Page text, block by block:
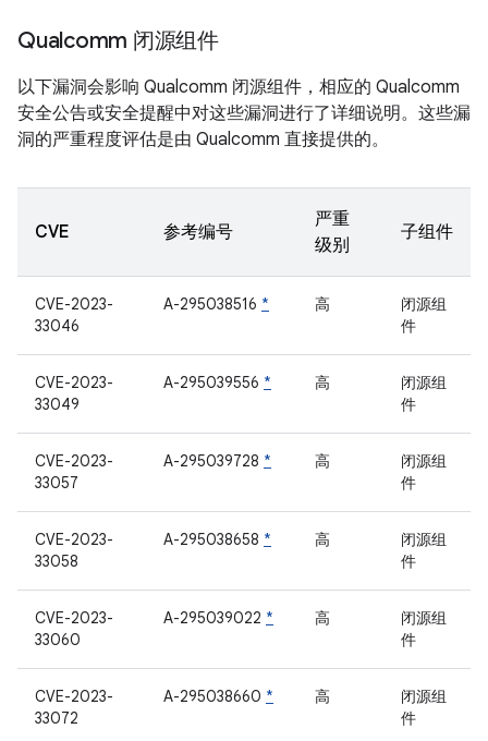
Qualcomm 闭源组件
以下漏洞会影响 Qualcomm 闭源组件，相应的 Qualcomm
安全公告或安全提醒中对这些漏洞进行了详细说明。这些漏
洞的严重程度评估是由 Qualcomm 直接提供的。
CVE 参考编号
严重
级别
子组件
CVE-2023-
33046
A-295038516 * 高
闭源组
件
CVE-2023-
33049
A-295039556 * 高
闭源组
件
CVE-2023-
33057
A-295039728 * 高
闭源组
件
CVE-2023-
33058
A-295038658 * 高
闭源组
件
CVE-2023-
33060
A-295039022 * 高
闭源组
件
CVE-2023-
33072
A-295038660 * 高
闭源组
件